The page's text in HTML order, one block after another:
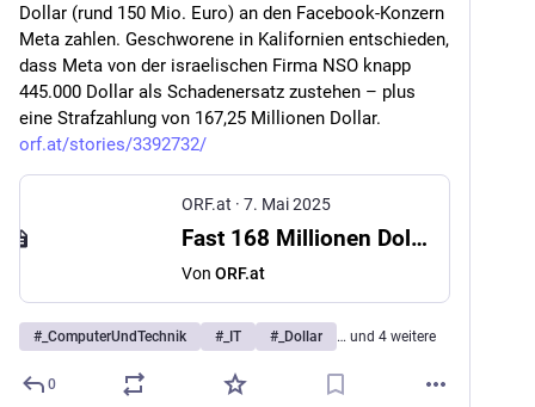
Dollar (rund 150 Mio. Euro) an den Facebook-Konzern
Meta zahlen. Geschworene in Kalifornien entschieden,
dass Meta von der israelischen Firma NSO knapp
445.000 Dollar als Schadenersatz zustehen – plus
eine Strafzahlung von 167,25 Millionen Dollar.
orf.at/stories/3392732/
ORF.at · 7. Mai 2025
Fast 168 Millionen Dollar Strafe für WhatsApp-Überwachung
Von ORF.at
# _ComputerUndTechnik # _IT # _Dollar … und 4 weitere
0